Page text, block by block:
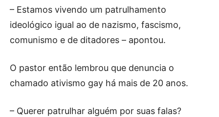
– Estamos vivendo um patrulhamento
ideológico igual ao de nazismo, fascismo,
comunismo e de ditadores – apontou.
O pastor então lembrou que denuncia o
chamado ativismo gay há mais de 20 anos.
– Querer patrulhar alguém por suas falas?